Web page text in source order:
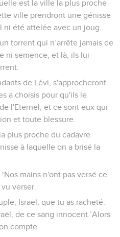
est la ville la plus proche
ville prendront une génisse
ni été attelée avec un joug.
torrent qui n’arrête jamais de
ni semence, et là, ils lui
de Lévi, s'approcheront.
a choisis pour qu'ils le
l'Eternel, et ce sont eux qui
et toute blessure.
plus proche du cadavre
à laquelle on a brisé la
mains n'ont pas versé ce
verser.
Israël, que tu as racheté.
de ce sang innocent.’Alors
compte.